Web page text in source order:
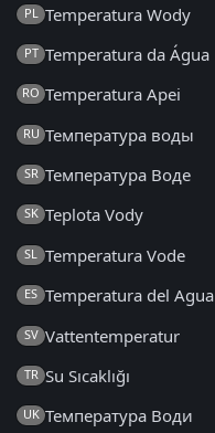
PL Temperatura Wody
PT Temperatura da Água
RO Temperatura Apei
RU Температура воды
SR Температура Воде
SK Teplota Vody
SL Temperatura Vode
ES Temperatura del Agua
SV Vattentemperatur
TR Su Sıcaklığı
UK Температура Води